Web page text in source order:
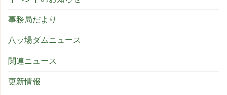
事務局だより
八ッ場ダムニュース
関連ニュース
更新情報